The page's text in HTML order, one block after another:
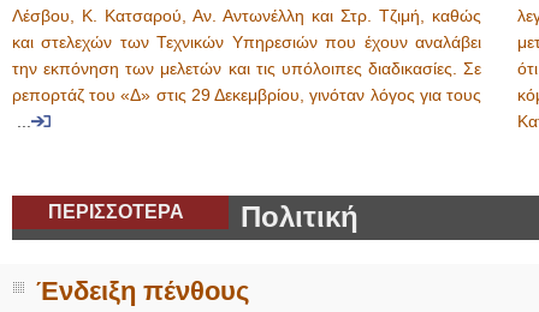
Λέσβου, Κ. Κατσαρού, Αν. Αντωνέλλη και Στρ. Τζιμή, καθώς
και στελεχών των Τεχνικών Υπηρεσιών που έχουν αναλάβει
την εκπόνηση των μελετών και τις υπόλοιπες διαδικασίες. Σε
ρεπορτάζ του «Δ» στις 29 Δεκεμβρίου, γινόταν λόγος για τους
...
ΠΕΡΙΣΣΟΤΕΡΑ Πολιτική
Ένδειξη πένθους